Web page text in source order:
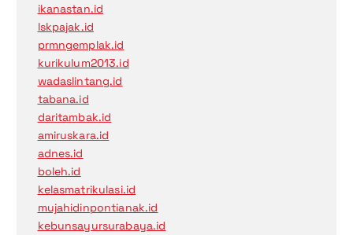
ikanastan.id
lskpajak.id
prmngemplak.id
kurikulum2013.id
wadaslintang.id
tabana.id
daritambak.id
amiruskara.id
adnes.id
boleh.id
kelasmatrikulasi.id
mujahidinpontianak.id
kebunsayursurabaya.id